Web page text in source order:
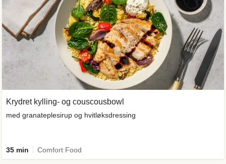
Krydret kylling- og couscousbowl
med granateplesirup og hvitløksdressing
35 min Comfort Food